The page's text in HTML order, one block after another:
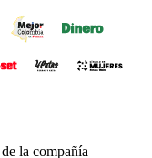
la compañía